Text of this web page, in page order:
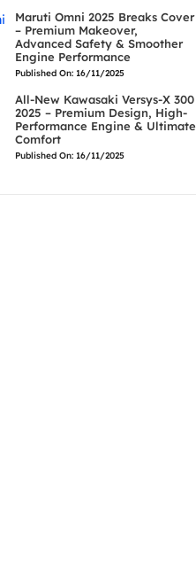
Maruti Omni 2025 Breaks Cover
– Premium Makeover,
Advanced Safety & Smoother
Engine Performance
Published On: 16/11/2025
All-New Kawasaki Versys-X 300
2025 – Premium Design, High-
Performance Engine & Ultimate
Comfort
Published On: 16/11/2025